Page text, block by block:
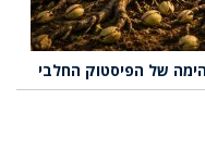
של הפיסטוק החלבי